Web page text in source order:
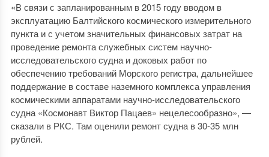
«В связи с запланированным в 2015 году вводом в
эксплуатацию Балтийского космического измерительного
пункта и с учетом значительных финансовых затрат на
проведение ремонта служебных систем научно-
исследовательского судна и доковых работ по
обеспечению требований Морского регистра, дальнейшее
поддержание в составе наземного комплекса управления
космическими аппаратами научно-исследовательского
судна «Космонавт Виктор Пацаев» нецелесообразно», —
сказали в РКС. Там оценили ремонт судна в 30-35 млн
рублей.